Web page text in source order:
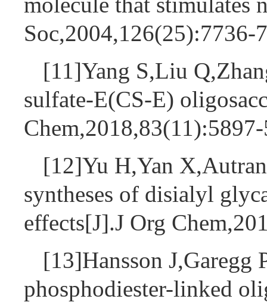
Soc,2004,126(25):7736-
[11]Yang S,Liu
sulfate-E(CS-E)
[12]Yu H,Yan
syntheses of disialyl
effects[J].J Org
[13]Hansson J,Garegg
phosphodiester-linked